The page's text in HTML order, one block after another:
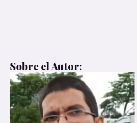
Sobre el Autor: